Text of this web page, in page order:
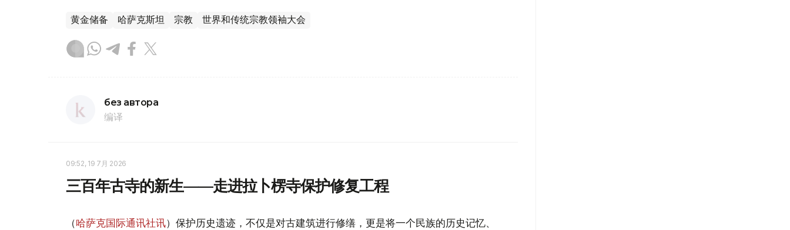
黄金储备 哈萨克斯坦 宗教 世界和传统宗教领袖大会
без автора
编译
09:52, 19 7月 2026
三百年古寺的新生——走进拉卜楞寺保护修复工程
（哈萨克国际通讯社讯）保护历史遗迹，不仅是对古建筑进行修缮，更是将一个民族的历史记忆、